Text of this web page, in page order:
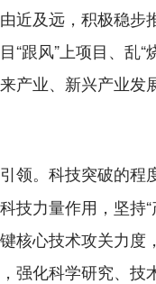
近及远，积极稳
“跟风”上项目、乱
产业、新兴产业
领。 科技突破的程
技力量作用，坚持
核心技术攻关力度
强化科学研究、